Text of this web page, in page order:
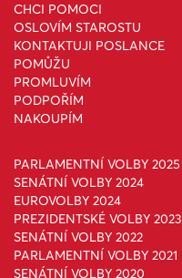
CHCI POMOCI
OSLOVÍM STAROSTU
KONTAKTUJI POSLANCE
POMŮŽU
PROMLUVÍM
PODPOŘÍM
NAKOUPÍM
PARLAMENTNÍ VOLBY 2025
SENÁTNÍ VOLBY 2024
EUROVOLBY 2024
PREZIDENTSKÉ VOLBY 2023
SENÁTNÍ VOLBY 2022
PARLAMENTNÍ VOLBY 2021
SENÁTNÍ VOLBY 2020